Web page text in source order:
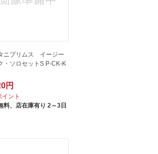
ニプリムス イージー
・ソロセットS P-CK-K
円
ント
料、
店在庫有り 2～3日